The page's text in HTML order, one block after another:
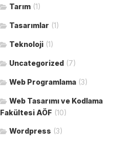
Tarım (1)
Tasarımlar (1)
Teknoloji (1)
Uncategorized (7)
Web Programlama (3)
Web Tasarımı ve Kodlama
Fakültesi AÖF (10)
Wordpress (3)